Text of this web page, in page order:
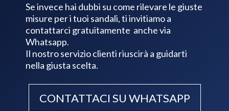
Se invece hai dubbi su come rilevare le giuste
misure per i tuoi sandali, ti invitiamo a
contattarci gratuitamente anche via
Whatsapp.
Il nostro servizio clienti riuscirà a guidarti
nella giusta scelta.
CONTATTACI SU WHATSAPP